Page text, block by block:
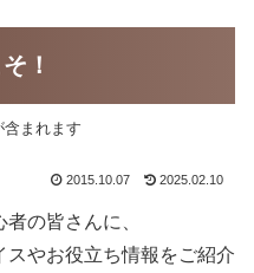
！
まれます
2015.10.07 2025.02.10
の皆さんに、
スやお役立ち情報をご紹介